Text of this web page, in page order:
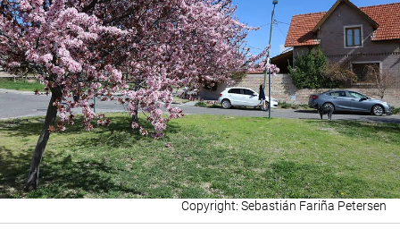
Sebastián Fariña Petersen